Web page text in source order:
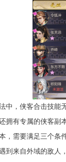
，侠客合击技能无
拥有专属的侠客副
需要满足三个条件
到来自外域的敌人